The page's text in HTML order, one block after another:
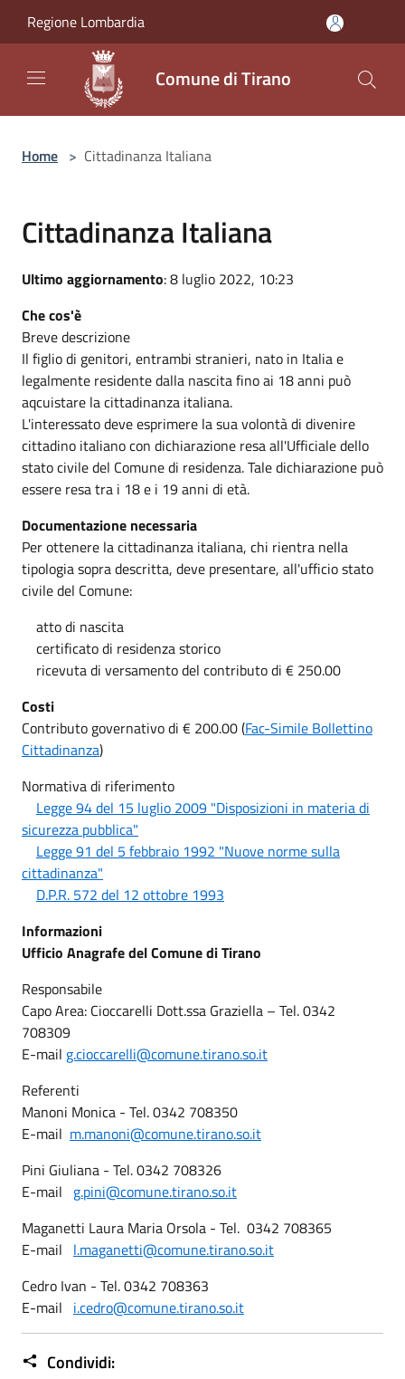
Regione Lombardia
Comune di Tirano
Home > Cittadinanza Italiana
Cittadinanza Italiana
Ultimo aggiornamento: 8 luglio 2022, 10:23
Che cos'è
Breve descrizione
Il figlio di genitori, entrambi stranieri, nato in Italia e
legalmente residente dalla nascita fino ai 18 anni può
aqcuistare la cittadinanza italiana.
L'interessato deve esprimere la sua volontà di divenire
cittadino italiano con dichiarazione resa all'Ufficiale dello
stato civile del Comune di residenza. Tale dichiarazione può
essere resa tra i 18 e i 19 anni di età.
Documentazione necessaria
Per ottenere la cittadinanza italiana, chi rientra nella
tipologia sopra descritta, deve presentare, all'ufficio stato
civile del Comune:
atto di nascita
certificato di residenza storico
ricevuta di versamento del contributo di € 250.00
Costi
Contributo governativo di € 200.00 (Fac-Simile Bollettino
Cittadinanza)
Normativa di riferimento
Legge 94 del 15 luglio 2009 "Disposizioni in materia di
sicurezza pubblica"
Legge 91 del 5 febbraio 1992 "Nuove norme sulla
cittadinanza"
D.P.R. 572 del 12 ottobre 1993
Informazioni
Ufficio Anagrafe del Comune di Tirano
Responsabile
Capo Area: Cioccarelli Dott.ssa Graziella – Tel. 0342
708309
E-mail g.cioccarelli@comune.tirano.so.it
Referenti
Manoni Monica - Tel. 0342 708350
E-mail m.manoni@comune.tirano.so.it
Pini Giuliana - Tel. 0342 708326
E-mail g.pini@comune.tirano.so.it
Maganetti Laura Maria Orsola - Tel. 0342 708365
E-mail l.maganetti@comune.tirano.so.it
Cedro Ivan - Tel. 0342 708363
E-mail i.cedro@comune.tirano.so.it
Condividi: